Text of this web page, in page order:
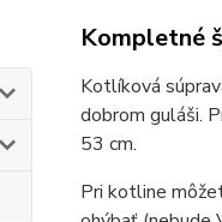
Kompletné
Kotlíková
dobrom guláši.
53 cm.
Pri kotline